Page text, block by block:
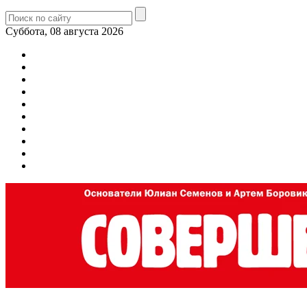
Суббота, 08 августа 2026